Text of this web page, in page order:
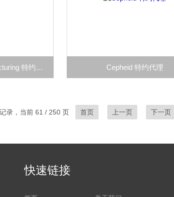
Certified Safety Manufacturing 特约代理 Cepheid 特约代理
录，当前 61 / 250 页 首页 上一页 下一页
快速链接